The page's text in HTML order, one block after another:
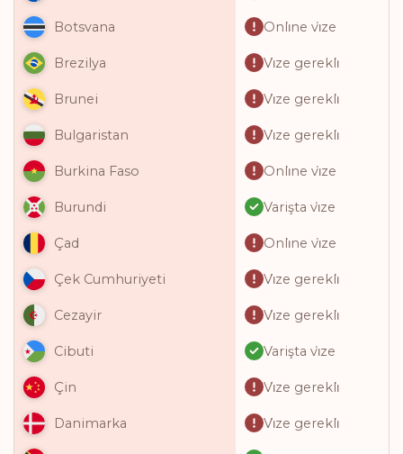
Botsvana Onli̇ne vi̇ze
Brezilya Vi̇ze gerekli̇
Brunei Vi̇ze gerekli̇
Bulgaristan Vi̇ze gerekli̇
Burkina Faso Onli̇ne vi̇ze
Burundi Varişta vi̇ze
Çad Onli̇ne vi̇ze
Çek Cumhuriyeti Vi̇ze gerekli̇
Cezayir Vi̇ze gerekli̇
Cibuti Varişta vi̇ze
Çin Vi̇ze gerekli̇
Danimarka Vi̇ze gerekli̇